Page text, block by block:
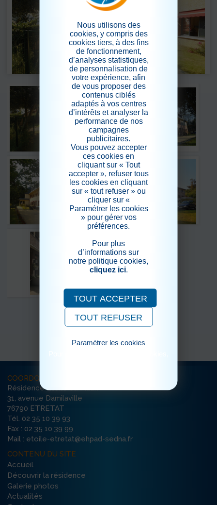
COORDONNÉES
Résidence Etoile du Matin
31, avenue Damilaville
76790 ETRETAT
Tél. 02 35 10 39 93
Fax : 02 35 10 39 99
Mail : etoile-etretat@ehpad-sedna.fr
CONTENU DU SITE
Accueil
Découvrir la résidence
Galerie photos
Actualités
Nous utilisons des
cookies, y compris des
cookies tiers, à des fins
de fonctionnement,
d’analyses statistiques,
de personnalisation de
votre expérience, afin
de vous proposer des
contenus ciblés
adaptés à vos centres
d’intérêts et analyser la
performance de nos
campagnes
publicitaires.
Vous pouvez accepter
ces cookies en
cliquant sur « Tout
accepter », refuser tous
les cookies en cliquant
sur « tout refuser » ou
cliquer sur «
Paramétrer les cookies
» pour gérer vos
préférences.
Pour plus
d’informations sur
notre politique cookies,
cliquez ici.
TOUT ACCEPTER
TOUT REFUSER
Paramétrer les cookies